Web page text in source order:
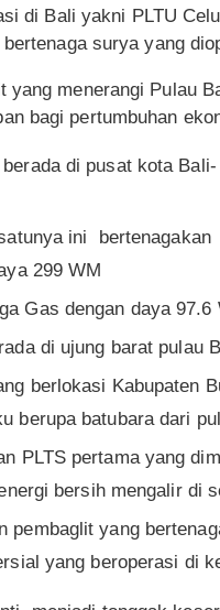
di Bali yakni PLTU
surya yang
yang menerangi Pulau
bagi pertumbuhan
berada di pusat kota
ini
299 WM
Gas dengan daya 97.6
di ujung barat pulau
berlokasi Kabupaten
berupa batubara dari
PLTS pertama yang
bersih mengalir di
pembaglit yang
yang beroperasi di